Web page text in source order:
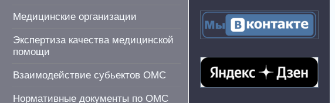
Медицинские организации
Экспертиза качества медицинской
помощи
Взаимодействие субьектов ОМС
Нормативные документы по ОМС